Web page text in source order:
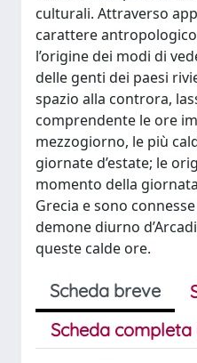
culturali. Attraverso
carattere
l’origine dei modi di
delle genti dei paesi
spazio alla controra,
comprendente le ore
mezzogiorno, le più
giornate d’estate; le
momento della
Grecia e sono
demone diurno
queste calde ore.
Scheda breve
Scheda completa